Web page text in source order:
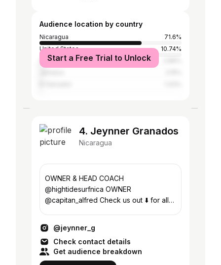
Audience location by country
Nicaragua
71.6%
United States
10.74%
Costa Rica
Start a Free Trial to Unlock
4. Jeynner Granados
Nicaragua
OWNER & HEAD COACH
@hightidesurfnica OWNER
@capitan_alfred Check us out ⬇️ for all
@jeynner_g
Check contact details
Get audience breakdown